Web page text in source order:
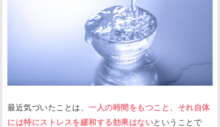
最近気づいたことは、 一人の時間をもつこと、それ自体
には特にストレスを緩和する効果はないということで